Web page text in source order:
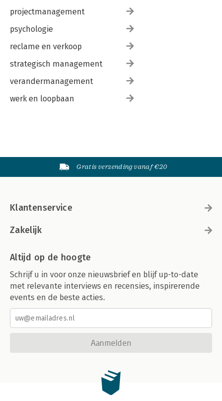
projectmanagement
psychologie
reclame en verkoop
strategisch management
verandermanagement
werk en loopbaan
Gratis verzending vanaf €20
Klantenservice
Zakelijk
Altijd op de hoogte
Schrijf u in voor onze nieuwsbrief en blijf up-to-date
met relevante interviews en recensies, inspirerende
events en de beste acties.
Aanmelden